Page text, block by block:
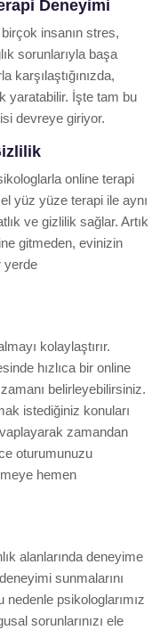
Deneyimi
insanın stres,
sorunlarıyla başa
karşılaştığınızda,
yaratabilir. İşte tam bu
devreye giriyor.
online terapi
yüz yüze terapi ile aynı
ve gizlilik sağlar. Artık
gitmeden, evinizin
yerde
kolaylaştırır.
hızlıca bir online
belirleyebilirsiniz.
istediğiniz konuları
zamandan
oturumunuzu
hemen
alanlarında deneyime
sunmalarını
nedenle psikologlarımız
sorunlarınızı ele